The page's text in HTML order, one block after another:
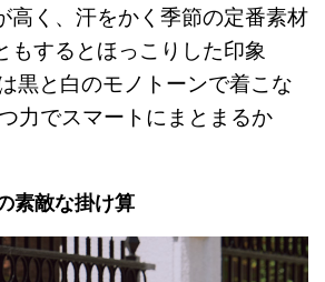
高く、汗をかく季節の定番素材
もするとほっこりした印象
黒と白のモノトーンで着こな
力でスマートにまとまるか
素敵な掛け算